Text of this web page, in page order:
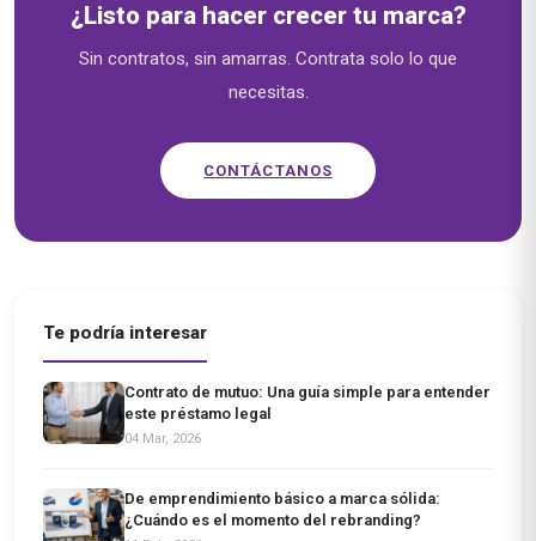
¿Listo para hacer crecer tu marca?
Sin contratos, sin amarras. Contrata solo lo que
necesitas.
CONTÁCTANOS
Te podría interesar
Contrato de mutuo: Una guía simple para entender
este préstamo legal
04 Mar, 2026
De emprendimiento básico a marca sólida:
¿Cuándo es el momento del rebranding?